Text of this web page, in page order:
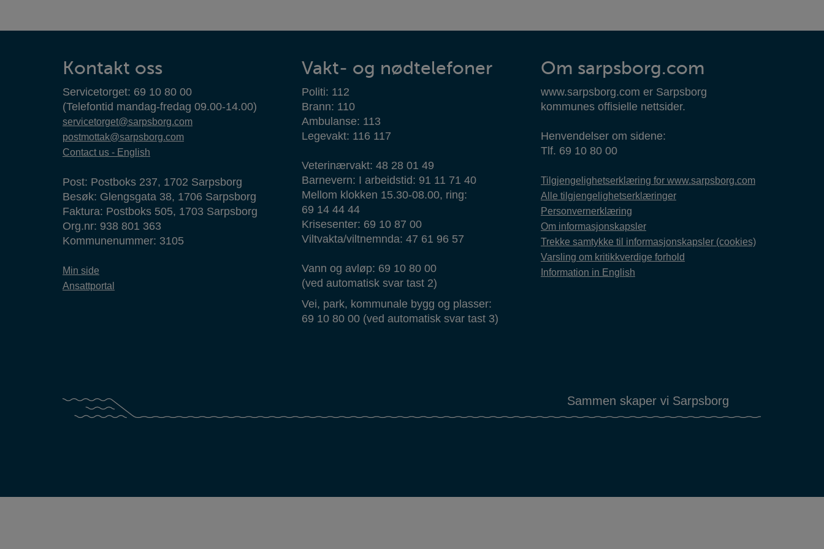
Kontaktinformasjon
Kontakt oss
Servicetorget: 69 10 80 00
(Telefontid mandag-fredag 09.00-14.00)
servicetorget@sarpsborg.com
postmottak@sarpsborg.com
Contact us - English
Post: Postboks 237, 1702 Sarpsborg
Besøk: Glengsgata 38, 1706 Sarpsborg
Faktura: Postboks 505, 1703 Sarpsborg
Org.nr: 938 801 363
Kommunenummer: 3105
Min side
Ansattportal
Vakt- og nødtelefoner
Politi: 112
Brann: 110
Ambulanse: 113
Legevakt: 116 117
Veterinærvakt: 48 28 01 49
Barnevern: I arbeidstid: 91 11 71 40
Mellom klokken 15.30-08.00, ring:
69 14 44 44
Krisesenter: 69 10 87 00
Viltvakta/viltnemnda: 47 61 96 57
Vann og avløp: 69 10 80 00
(ved automatisk svar tast 2)
Vei, park, kommunale bygg og plasser:
69 10 80 00 (ved automatisk svar tast 3)
Om sarpsborg.com
www.sarpsborg.com er Sarpsborg
kommunes offisielle nettsider.
Henvendelser om sidene:
Tlf. 69 10 80 00
Tilgjengelighetserklæring for www.sarpsborg.com
Alle tilgjengelighetserklæringer
Personvernerklæring
Om informasjonskapsler
Trekke samtykke til informasjonskapsler (cookies)
Varsling om kritikkverdige forhold
Information in English
Sammen skaper vi Sarpsborg